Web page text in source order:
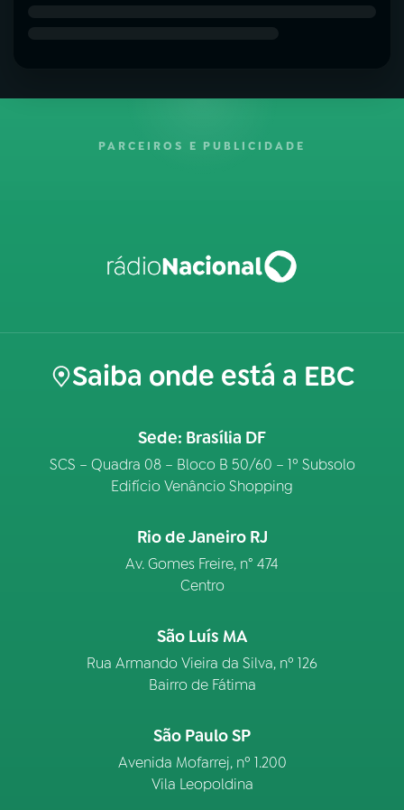
PARCEIROS E PUBLICIDADE
Saiba onde está a EBC
Sede: Brasília DF
SCS – Quadra 08 – Bloco B 50/60 – 1º Subsolo
Edifício Venâncio Shopping
Rio de Janeiro RJ
Av. Gomes Freire, n° 474
Centro
São Luís MA
Rua Armando Vieira da Silva, nº 126
Bairro de Fátima
São Paulo SP
Avenida Mofarrej, nº 1.200
Vila Leopoldina